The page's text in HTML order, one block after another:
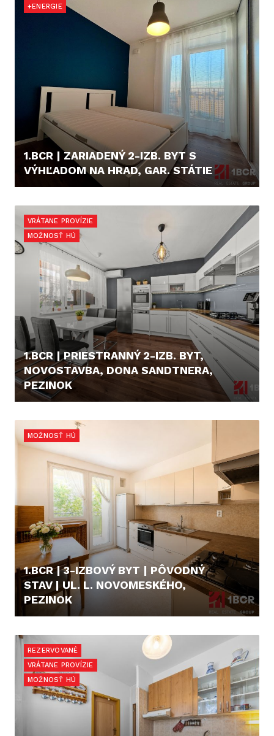
+ENERGIE
1.BCR | ZARIADENÝ 2-IZB. BYT S
VÝHĽADOM NA HRAD, GAR. STÁTIE
VRÁTANE PROVÍZIE
MOŽNOSŤ HÚ
1.BCR | PRIESTRANNÝ 2-IZB. BYT,
NOVOSTAVBA, DONA SANDTNERA,
PEZINOK
MOŽNOSŤ HÚ
1.BCR | 3-IZBOVÝ BYT | PÔVODNÝ
STAV | UL. L. NOVOMESKÉHO,
PEZINOK
REZERVOVANÉ
VRÁTANE PROVÍZIE
MOŽNOSŤ HÚ